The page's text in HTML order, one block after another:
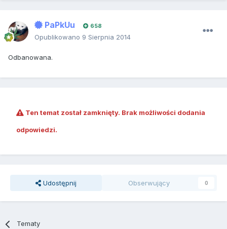
PaPkUu 658
Opublikowano 9 Sierpnia 2014
Odbanowana.
Ten temat został zamknięty. Brak możliwości dodania
odpowiedzi.
Udostępnij Obserwujący 0
Tematy